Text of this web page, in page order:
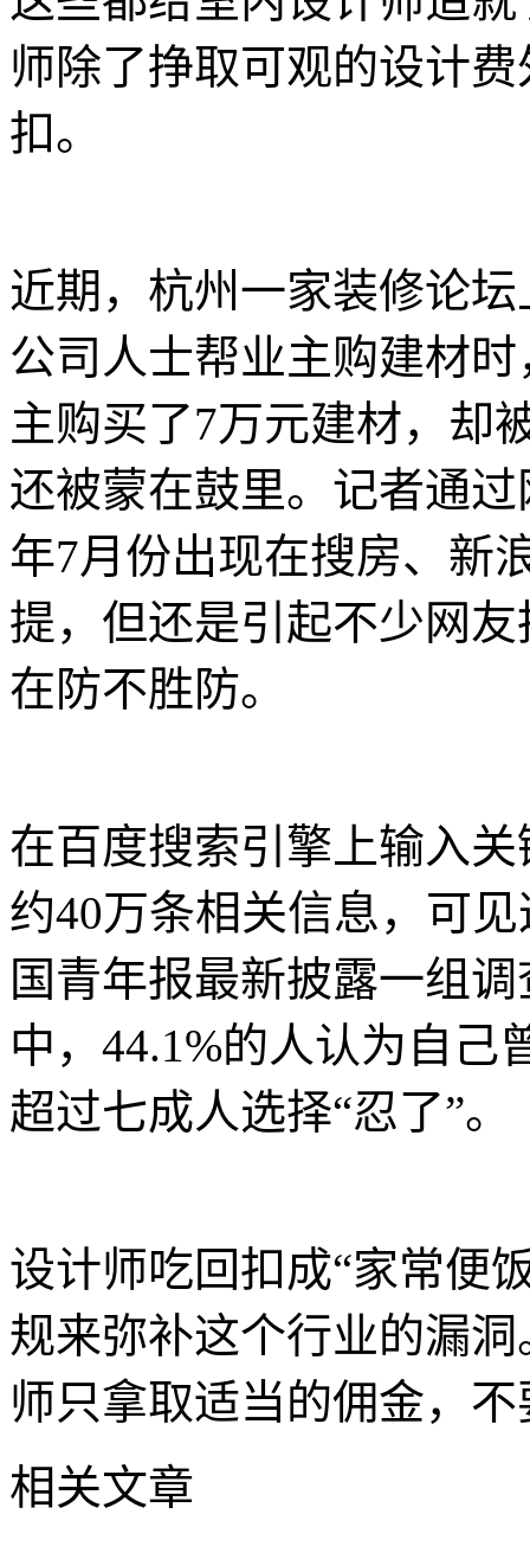
师除了挣取可观的设计
扣。
近期，杭州一家装修论
公司人士帮业主购建材
主购买了7万元建材，却
还被蒙在鼓里。记者通
年7月份出现在搜房、新
提，但还是引起不少网
在防不胜防。
在百度搜索引擎上输入
约40万条相关信息，可
国青年报最新披露一组
中，44.1%的人认为自己
超过七成人选择“忍了”。
设计师吃回扣成“家常便
规来弥补这个行业的漏
师只拿取适当的佣金，
相关文章